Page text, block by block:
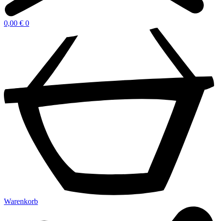
0,00 € 0
Warenkorb